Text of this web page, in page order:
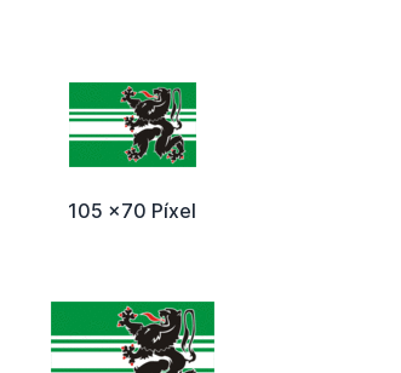
105 x70 Píxel